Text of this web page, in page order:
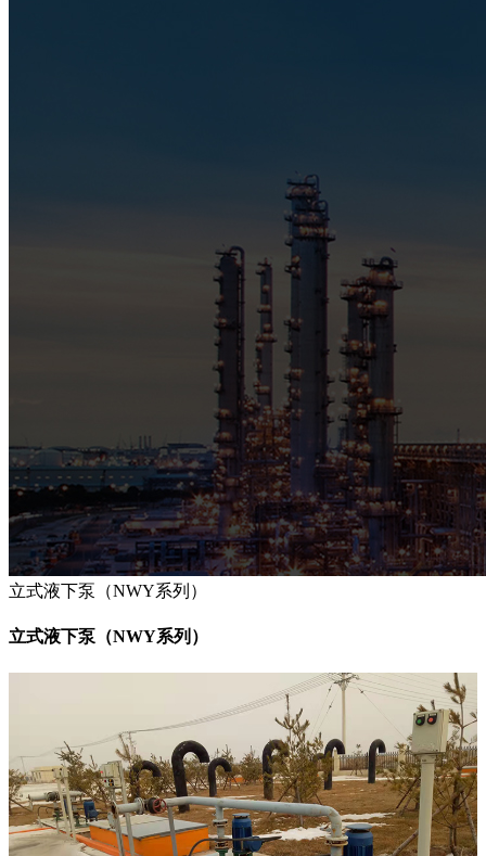
立式液下泵（NWY系列）
立式液下泵（NWY系列）